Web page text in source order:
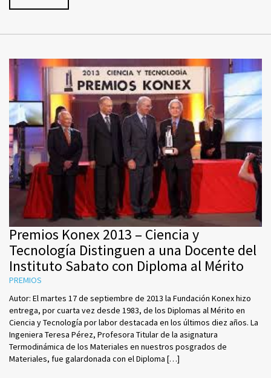
Premios Konex 2013 – Ciencia y
Tecnología Distinguen a una Docente del
Instituto Sabato con Diploma al Mérito
PREMIOS
Autor: El martes 17 de septiembre de 2013 la Fundación Konex hizo
entrega, por cuarta vez desde 1983, de los Diplomas al Mérito en
Ciencia y Tecnología por labor destacada en los últimos diez años. La
Ingeniera Teresa Pérez, Profesora Titular de la asignatura
Termodinámica de los Materiales en nuestros posgrados de
Materiales, fue galardonada con el Diploma […]